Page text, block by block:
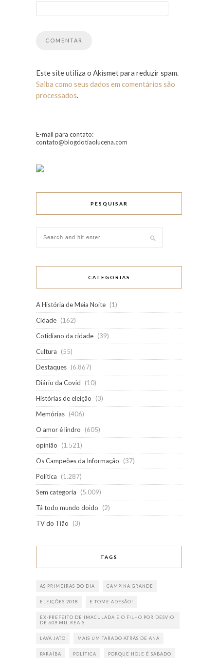
Este site utiliza o Akismet para reduzir spam.
Saiba como seus dados em comentários são
processados.
E-mail para contato:
contato@blogdotiaolucena.com
PESQUISAR
CATEGORIAS
A História de Meia Noite (1)
Cidade (162)
Cotidiano da cidade (39)
Cultura
(55)
Destaques (6.867)
Diário da Covid
(10)
Histórias de eleição
(3)
Memórias (406)
O amor é lindro
(605)
opinião
(1.521)
Os Campeões da Informação
(37)
Política
(1.287)
Sem categoria
(5.009)
Tá todo mundo doido
(2)
TV do Tião
(3)
TAGS
AS PRIMEIRAS DO DIA CAMPINA GRANDE
ELEIÇÕES 2018 E TOME ADESÃO!
EX-PREFEITO DE IMACULADA E O FILHO POR DESVIO
DE 609 MIL REAIS
LAVA JATO MAIS UM TARADO ATRÁS DE ANA
PARAÍBA POLÍTICA PORQUE HOJE É SÁBADO